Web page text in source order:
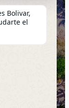
Bolivar,
el